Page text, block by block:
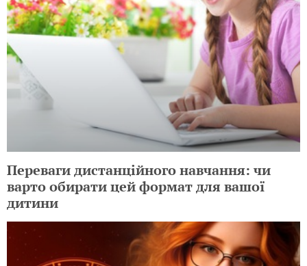
Переваги дистанційного навчання: чи
варто обирати цей формат для вашої
дитини